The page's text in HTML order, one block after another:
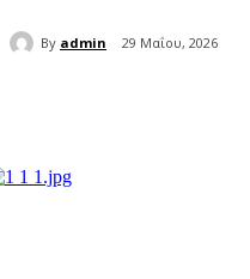
By admin 29 Μαΐου, 2026